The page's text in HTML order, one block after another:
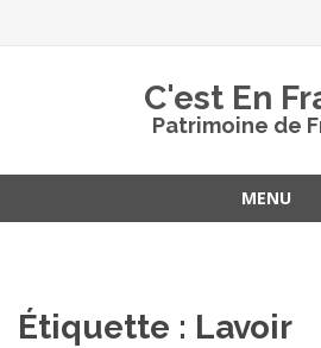
C'est En
Patrimoine de
MENU
Étiquette : Lavoir